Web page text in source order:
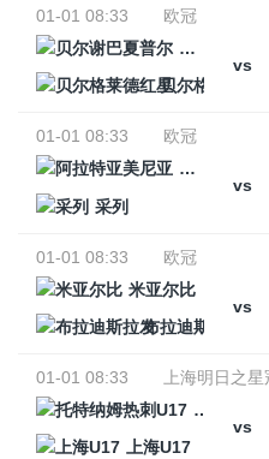
01-01 08:33
欧冠
贝尔谢巴夏
vs
贝尔格莱德红星
01-01 08:33
欧冠
阿拉特亚美
vs
采列
01-01 08:33
欧冠
米亚尔比
vs
布拉迪斯拉发
01-01 08:33
上海明日之
托特纳姆
vs
上海U17